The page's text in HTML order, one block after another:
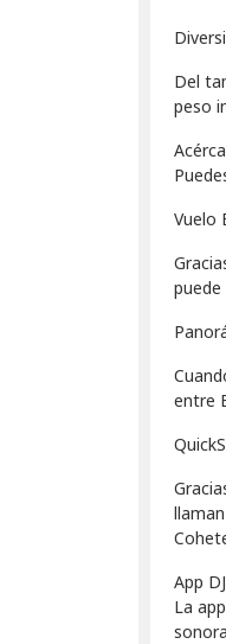
Del
peso
Vuelo
entre
App
La